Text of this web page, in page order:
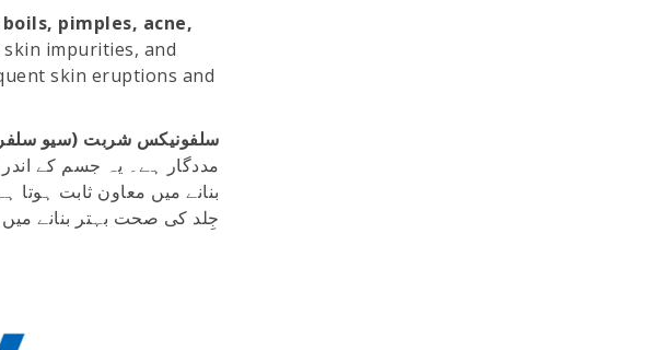
boils, pimples, acne,
impurities, and
skin eruptions and
سلفونیکس شربت (سیو
مددگار ہے۔ یہ جسم کے
بنانے میں معاون ثابت
جِلد کی صحت بہتر بنانے